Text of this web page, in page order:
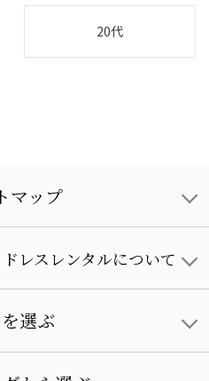
20代
マップ
レスレンタルについて
選ぶ